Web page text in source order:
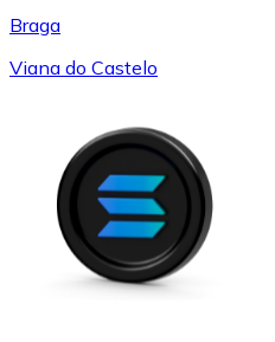
Braga
Viana do Castelo